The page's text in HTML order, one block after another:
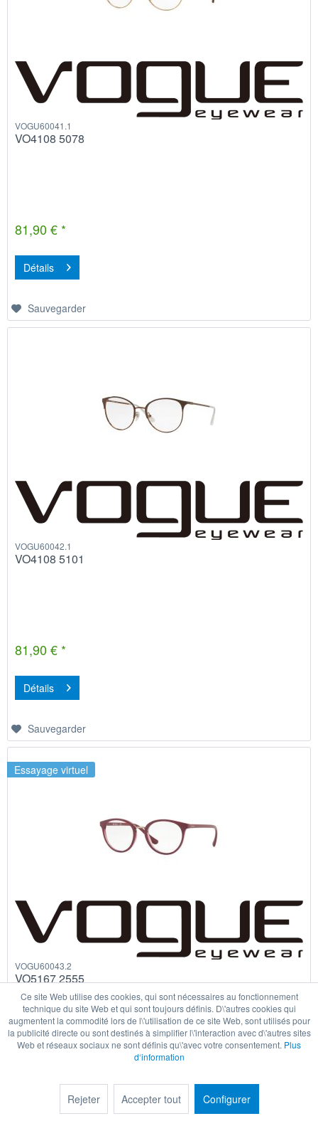
VOGU60041.1
VO4108 5078
81,90 € *
Détails
Sauvegarder
VOGU60042.1
VO4108 5101
81,90 € *
Détails
Sauvegarder
Essayage virtuel
VOGU60043.2
VO5167 2555
Ce site Web utilise des cookies, qui sont nécessaires au fonctionnement
technique du site Web et qui sont toujours définis. D\'autres cookies qui
augmentent la commodité lors de l\'utilisation de ce site Web, sont utilisés pour
la publicité directe ou sont destinés à simplifier l\'interaction avec d\'autres sites
Web et réseaux sociaux ne sont définis qu\'avec votre consentement. Plus
d‘information
Rejeter Accepter tout Configurer